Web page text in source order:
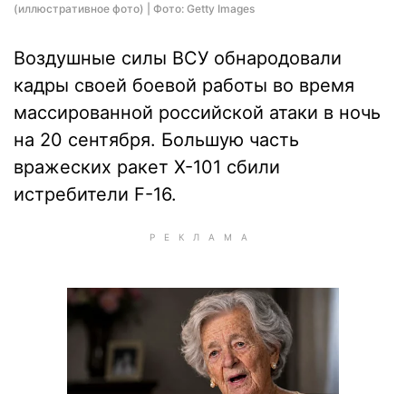
(иллюстративное фото) | Фото: Getty Images
Воздушные силы ВСУ обнародовали
кадры своей боевой работы во время
массированной российской атаки в ночь
на 20 сентября. Большую часть
вражеских ракет Х-101 сбили
истребители F-16.